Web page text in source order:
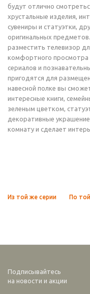
будут отлично
хрустальные изделия,
сувениры и статуэтки,
оригинальных
разместить телевизор
комфортного
сериалов и
пригодятся для
навесной полке вы
интересные книги,
зеленым цветком,
декоративные
комнату и сделает
Из той же серии По
Подписывайтесь
на новости и акции